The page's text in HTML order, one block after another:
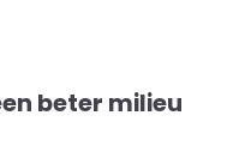
beter milieu